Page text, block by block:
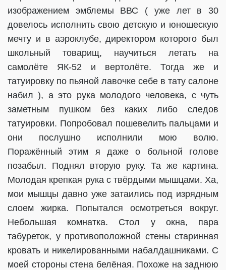
изображением эмблемы ВВС ( уже лет в 30
довелось исполнить свою детскую и юношескую
мечту и в аэроклубе, директором которого был
школьный товарищ, научиться летать на
самолёте ЯК-52 и вертолёте. Тогда же и
татуировку по пьяной лавочке себе в тату салоне
набил ), а это рука молодого человека, с чуть
заметным пушком без каких либо следов
татуировки. Попробовал пошевелить пальцами и
они послушно исполнили мою волю.
Поражённый этим я даже о больной голове
позабыл. Поднял вторую руку. Та же картина.
Молодая крепкая рука с твёрдыми мышцами. Ха,
мои мышцы давно уже затаились под изрядным
слоем жирка. Попытался осмотреться вокруг.
Небольшая комнатка. Стол у окна, пара
табуреток, у противоположной стены старинная
кровать и никелированными набалдашниками. С
моей стороны стена белёная. Похоже на заднюю